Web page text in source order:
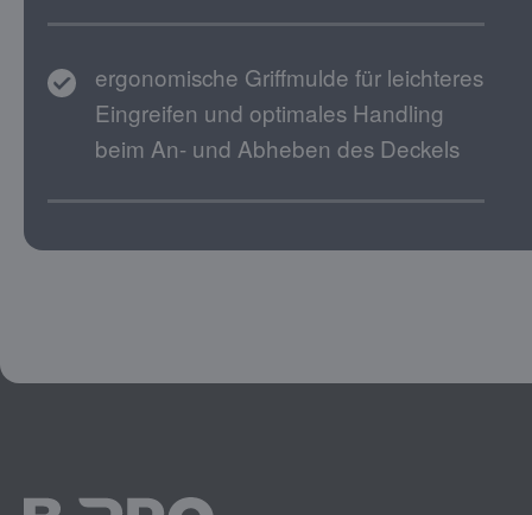
ergonomische Griffmulde für leichteres
Eingreifen und optimales Handling
beim An- und Abheben des Deckels